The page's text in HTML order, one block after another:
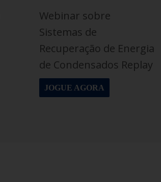
Webinar sobre
Sistemas de
Recuperação de Energia
de Condensados Replay
JOGUE AGORA